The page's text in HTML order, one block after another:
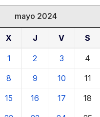
mayo 2024
X J V S
1 2 3 4
8 9 10 11
15 16 17 18